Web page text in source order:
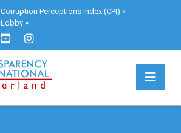
Corruption Perceptions Index (CPI) »
Lobby»